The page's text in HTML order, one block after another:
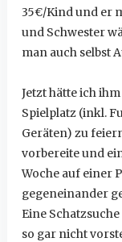
35€/Kind und er
und Schwester
man auch selbst
Jetzt hätte ich
Spielplatz (inkl.
Geräten) zu
vorbereite und
Woche auf einer
gegeneinander
Eine
so gar nicht